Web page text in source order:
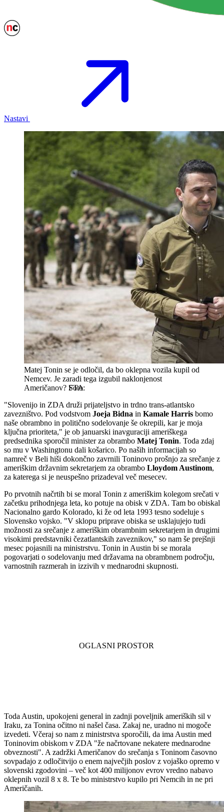
Nastavi
Matej Tonin se je odločil, da bo oklepna vozila kupil od
Nemcev. Je zaradi tega izgubil naklonjenost
Američanov? STA
"Slovenijo in ZDA druži prijateljstvo in trdno trans-atlantsko
zavezništvo. Pod vodstvom Joeja Bidna in Kamale Harris bomo
naše obrambno in politično sodelovanje še okrepili, kar je moja
ključna prioriteta," je ob januarski inavguraciji ameriškega
predsednika sporočil minister za obrambo Matej Tonin. Toda zdaj
so mu v Washingtonu dali košarico. Po naših informacijah so
namreč v Beli hiši dokončno zavrnili Toninovo prošnjo za srečanje z
ameriškim državnim sekretarjem za obrambo Lloydom Austinom,
za katerega si je neuspešno prizadeval več mesecev.
Po prvotnih načrtih bi se moral Tonin z ameriškim kolegom srečati v
začetku prihodnjega leta, ko potuje na obisk v ZDA. Tam bo obiskal
Nacionalno gardo Kolorado, ki že od leta 1993 tesno sodeluje s
Slovensko vojsko. "V sklopu priprave obiska se usklajujejo tudi
možnosti za srečanje z ameriškim obrambnim sekretarjem in drugimi
visokimi predstavniki čezatlantskih zaveznikov," so nam še prejšnji
mesec pojasnili na ministrstvu. Tonin in Austin bi se morala
pogovarjati o sodelovanju med državama na obrambnem področju,
varnostnih razmerah in izzivih v mednarodni skupnosti.
Toda Austin, upokojeni general in zadnji poveljnik ameriških sil v
Iraku, za Tonina očitno ni našel časa. Zakaj ne, uradno ni mogoče
izvedeti. Včeraj so nam z ministrstva sporočili, da ima Austin med
Toninovim obiskom v ZDA "že načrtovane nekatere mednarodne
obveznosti". A zadržki Američanov do srečanja s Toninom časovno
sovpadajo z odločitvijo o enem največjih poslov z vojaško opremo v
slovenski zgodovini – več kot 400 milijonov evrov vredno nabavo
oklepnih vozil 8 x 8. Te bo ministrstvo kupilo pri Nemcih in ne pri
Američanih.